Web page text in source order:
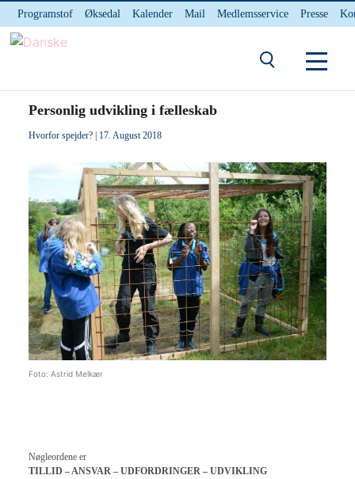
Programstof Øksedal Kalender Mail Medlemsservice Presse
INTERNnet
Personlig udvikling i fælleskab
Hvorfor spejder?| 17. August 2018
Foto: Astrid Melkær
Nøgleordene er
TILLID – ANSVAR – UDFORDRINGER – UDVIKLING